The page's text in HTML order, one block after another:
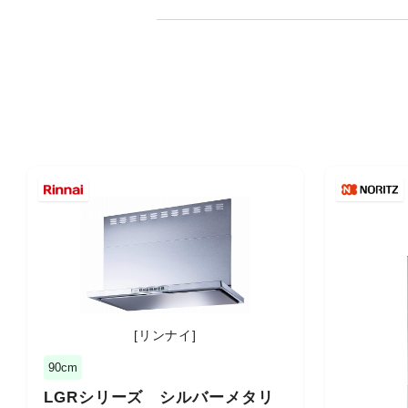
[リンナイ]
90cm
LGRシリーズ シルバーメタリ